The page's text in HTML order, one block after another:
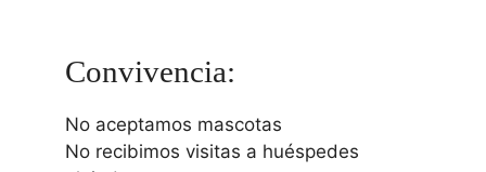
Convivencia:
No aceptamos mascotas
No recibimos visitas a huéspedes